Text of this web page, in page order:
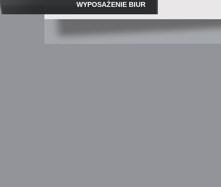
WYPOSAŻENIE BIUR